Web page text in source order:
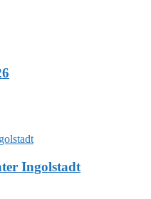
Ingolstadt